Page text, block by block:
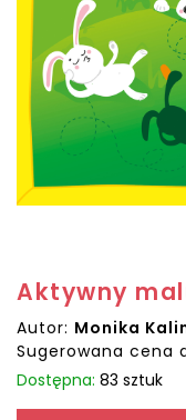
Aktywny
Autor: Monika
Sugerowana cena
Dostępna: 83 sztuk